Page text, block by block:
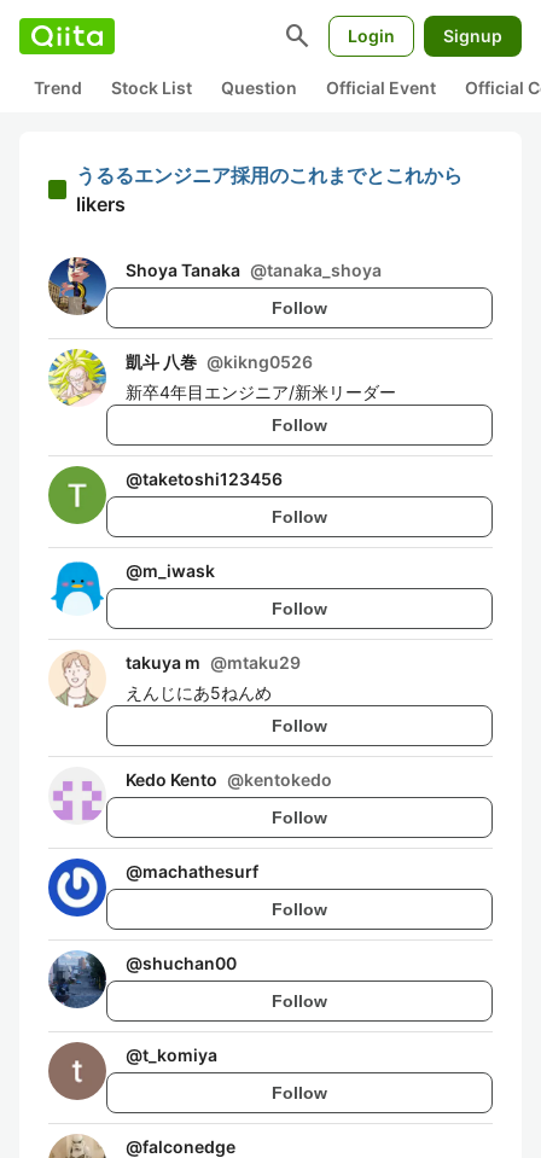
search Login Signup
Trend Stock List Question Official Event Official
うるるエンジニア採用のこれまでとこれから
likers
Shoya Tanaka @tanaka_shoya
Follow
凱斗 八巻 @kikng0526
新卒4年目エンジニア/新米リーダー
Follow
@taketoshi123456
Follow
@m_iwask
Follow
takuya m @mtaku29
えんじにあ5ねんめ
Follow
Kedo Kento @kentokedo
Follow
@machathesurf
Follow
@shuchan00
Follow
@t_komiya
Follow
@falconedge